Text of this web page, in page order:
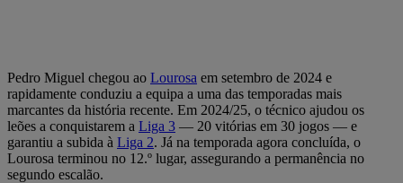
Pedro Miguel chegou ao Lourosa em setembro de 2024 e
rapidamente conduziu a equipa a uma das temporadas mais
marcantes da história recente. Em 2024/25, o técnico ajudou os
leões a conquistarem a Liga 3 — 20 vitórias em 30 jogos — e
garantiu a subida à Liga 2. Já na temporada agora concluída, o
Lourosa terminou no 12.º lugar, assegurando a permanência no
segundo escalão.